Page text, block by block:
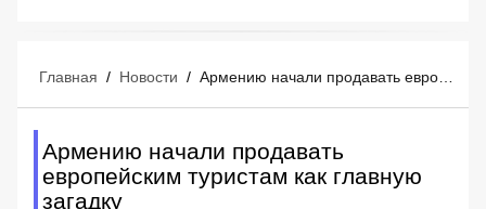
Главная / Новости /
Армению начали продавать
европейским туристам как главную
загадку